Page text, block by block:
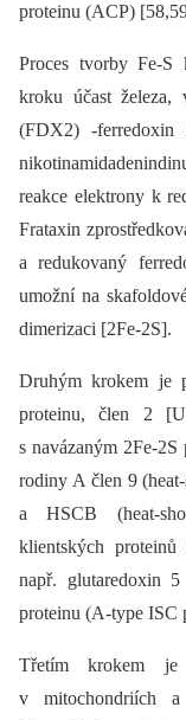
proteinu (ACP)
Proces tvorby Fe-S
kroku účast železa,
(FDX2) -ferredoxin
reakce elektrony k
Frataxin
a redukovaný
umožní na
dimerizaci [2Fe-2S].
Druhým krokem je
proteinu, člen 2
s navázaným 2Fe-
rodiny A člen 9
a HSCB (heat-
klientských
např. glutaredoxin
proteinu (A-type ISC
Třetím krokem
v mitochondriích a